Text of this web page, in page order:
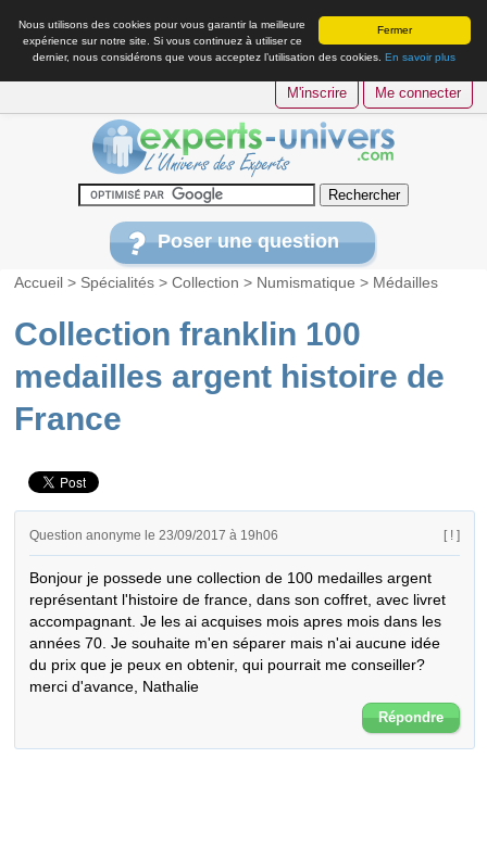
Fermer
Nous utilisons des cookies pour vous garantir la meilleure
expérience sur notre site. Si vous continuez à utiliser ce
dernier, nous considérons que vous acceptez l’utilisation des cookies. En savoir plus
M'inscrire Me connecter
Poser une question
Accueil > Spécialités >Collection > Numismatique > Médailles
Collection franklin 100
medailles argent histoire de
France
Question anonyme le 23/09/2017 à 19h06 [ ! ]
Bonjour je possede une collection de 100 medailles argent
représentant l'histoire de france, dans son coffret, avec livret
accompagnant. Je les ai acquises mois apres mois dans les
années 70. Je souhaite m'en séparer mais n'ai aucune idée
du prix que je peux en obtenir, qui pourrait me conseiller?
merci d'avance, Nathalie
Répondre